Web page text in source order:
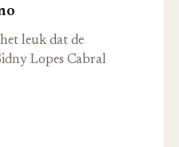
leuk dat de
Lopes Cabral